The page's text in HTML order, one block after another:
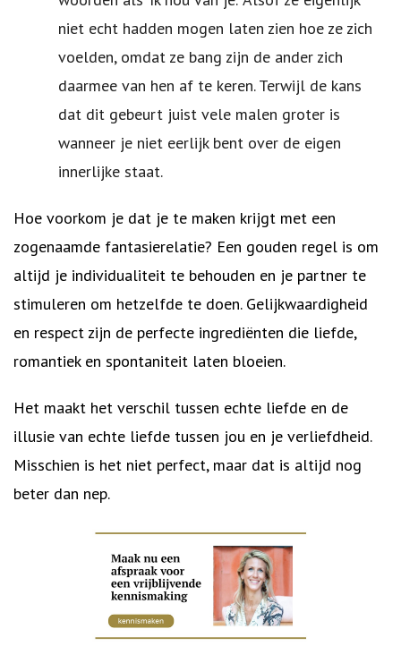
niet echt hadden mogen laten zien hoe ze zich
voelden, omdat ze bang zijn de ander zich
daarmee van hen af te keren. Terwijl de kans
dat dit gebeurt juist vele malen groter is
wanneer je niet eerlijk bent over de eigen
innerlijke staat.
Hoe voorkom je dat je te maken krijgt met een
zogenaamde fantasierelatie? Een gouden regel is om
altijd je individualiteit te behouden en je partner te
stimuleren om hetzelfde te doen. Gelijkwaardigheid
en respect zijn de perfecte ingrediënten die liefde,
romantiek en spontaniteit laten bloeien.
Het maakt het verschil tussen echte liefde en de
illusie van echte liefde tussen jou en je verliefdheid.
Misschien is het niet perfect, maar dat is altijd nog
beter dan nep.